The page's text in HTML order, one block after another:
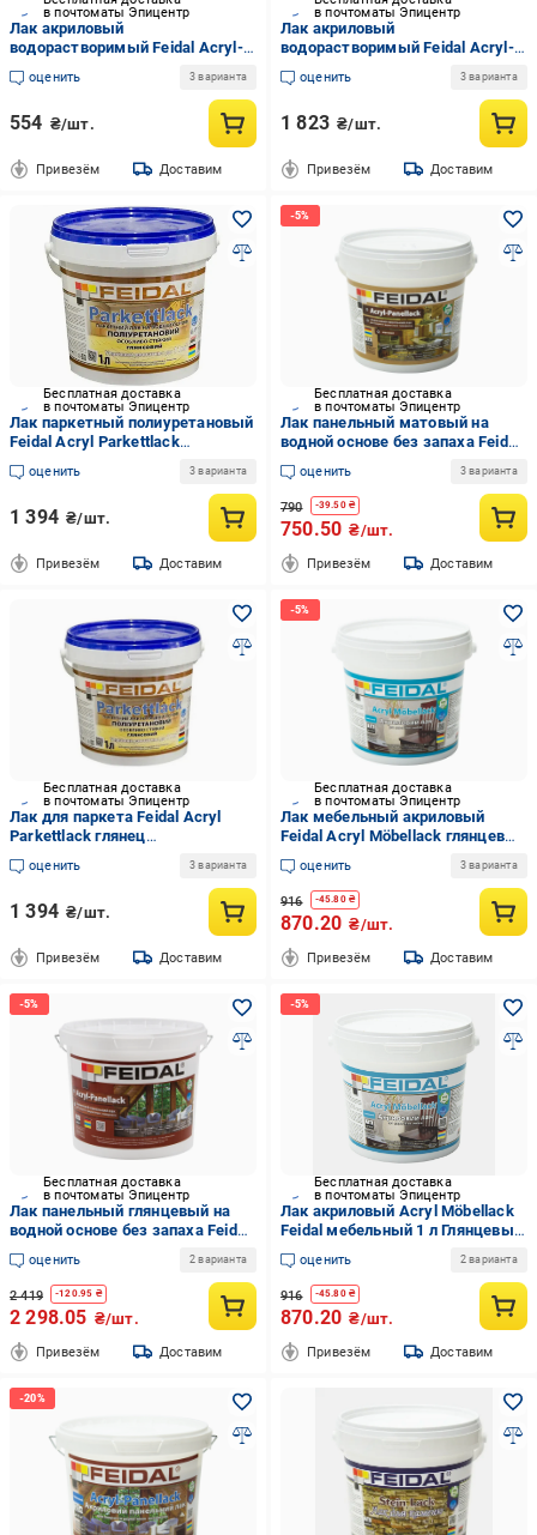
в почтоматы Эпицентр
Лак акриловый
водорастворимый Feidal Acryl-
Panellack глянцевый на основе
акрила для панелей и плинтусов
1 л Прозрачный (1816127102)
оценить 3 варианта
554 ₴/шт.
Привезём Доставим
в почтоматы Эпицентр
Лак акриловый
водорастворимый Feidal Acryl-
Panellack матовый на основе
акрила для панелей и плинтусов
2,5 л Прозрачный (1816133122)
оценить 3 варианта
1 823 ₴/шт.
Привезём Доставим
Бесплатная доставка
в почтоматы Эпицентр
Лак паркетный полиуретановый
Feidal Acryl Parkettlack
глянцевый на водной основе для
деревянного пола 1 л
оценить 3 варианта
1 394 ₴/шт.
Привезём Доставим
Бесплатная доставка
в почтоматы Эпицентр
Лак панельный матовый на
водной основе без запаха Feidal
Acryl-Panellack 1 л (2034870126)
оценить 3 варианта
790 -39.50₴
750.50 ₴/шт.
Привезём Доставим
Бесплатная доставка
в почтоматы Эпицентр
Лак для паркета Feidal Acryl
Parkettlack глянец
полиуретановый для мебели/
дверей 1 л
оценить 3 варианта
1 394 ₴/шт.
Привезём Доставим
Бесплатная доставка
в почтоматы Эпицентр
Лак мебельный акриловый
Feidal Acryl Möbellack глянцевый
1 л (1886454971)
оценить 3 варианта
916 -45.80₴
870.20 ₴/шт.
Привезём Доставим
Бесплатная доставка
в почтоматы Эпицентр
Лак панельный глянцевый на
водной основе без запаха Feidal
Acryl-Panellack 5 л (2034870085)
оценить 2 варианта
2 419 -120.95 ₴
2 298.05 ₴/шт.
Привезём Доставим
Бесплатная доставка
в почтоматы Эпицентр
Лак акриловый Acryl Möbellack
Feidal мебельный 1 л Глянцевый
(27581715)
оценить 2 варианта
916 -45.80₴
870.20 ₴/шт.
Привезём Доставим